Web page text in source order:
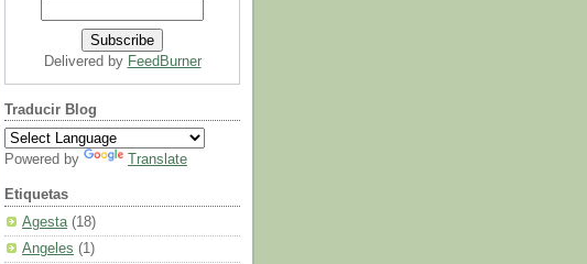
Delivered by FeedBurner
Traducir Blog
Powered by Translate
Etiquetas
Agesta (18)
Angeles (1)